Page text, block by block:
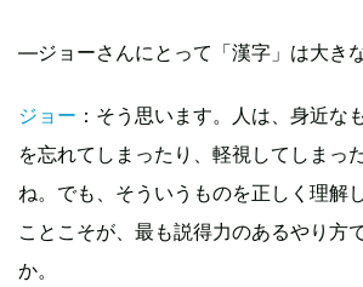
—ジョーさんにとって「漢字」は大き
ジョー ：そう思います。人は、身近な
を忘れてしまったり、軽視してしまっ
ね。でも、そういうものを正しく理解
ことこそが、最も説得力のあるやり方
か。